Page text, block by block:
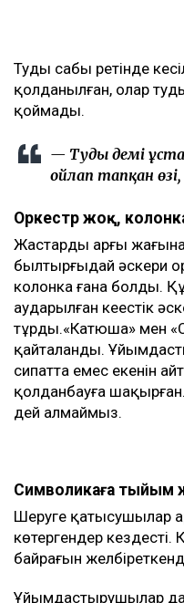
Тудың сабы ретінде
қолданылған, олар
қоймады.
— Туды әдемі
ойлап тапқан өзі,
Оркестр жоқ,
Жастардың арғы
былтырғыдай әскери
колонка ғана болды.
аударылған кеңестік
тұрды.«Катюша» мен
қайталанды.
сипатта емес екенін
қолданбауға
дей алмаймыз.
Символикаға тыйым
Шеруге қатысушылар
көтергендер кездесті.
байрағын
Ұйымдастырушылар